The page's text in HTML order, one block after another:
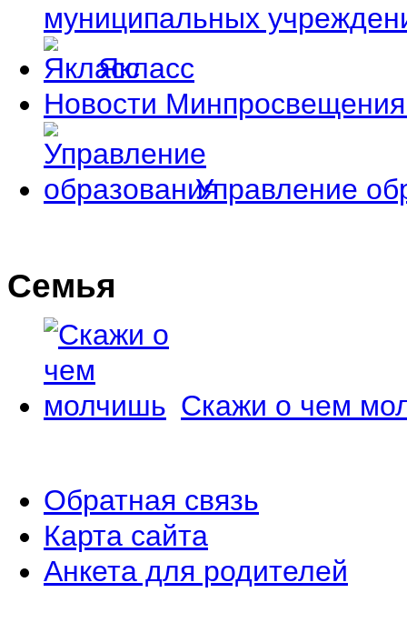
муниципальных
Якласс
Новости
Управление
Семья
Скажи о чем
Обратная связь
Карта сайта
Анкета для родителей